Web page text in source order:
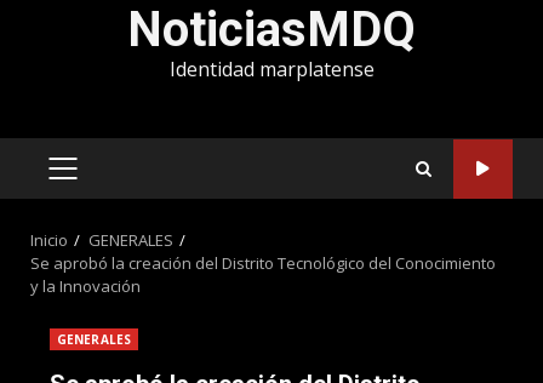
NoticiasMDQ
Identidad marplatense
MENÚ
Inicio
GENERALES
Se aprobó la creación del Distrito Tecnológico del Conocimiento
y la Innovación
GENERALES